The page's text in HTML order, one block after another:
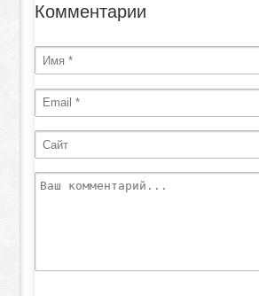
Комментарии